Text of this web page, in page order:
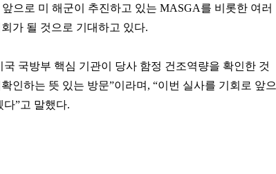
으로 미 해군이 추진하고 있는 MASGA를 비롯한 여러
가 될 것으로 기대하고 있다.
국 국방부 핵심 기관이 당사 함정 건조역량을 확인한 것
인하는 뜻 있는 방문”이라며 , “이번 실사를 기회로 앞으
다”고 말했다.